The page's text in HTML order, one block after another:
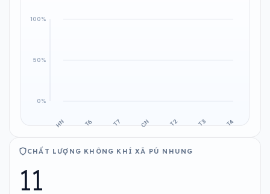
CHẤT LƯỢNG KHÔNG KHÍ XÃ PÚ NHUNG
11